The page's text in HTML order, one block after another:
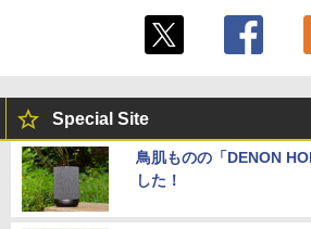
Special Site
鳥肌ものの「DENON
した！